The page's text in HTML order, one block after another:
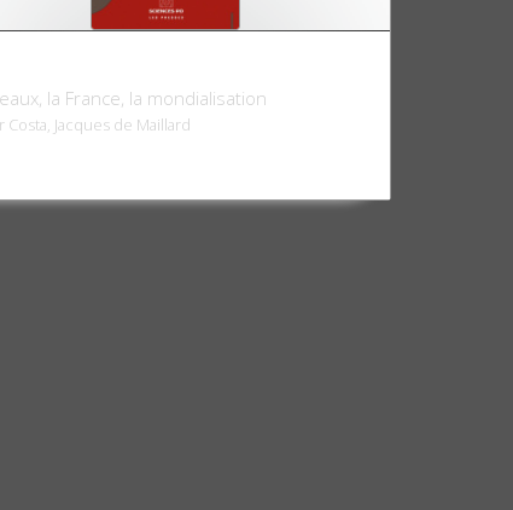
la France, la mondialisation
Costa, Jacques de Maillard